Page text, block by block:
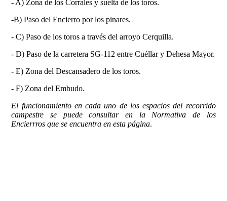
- A) Zona de los Corrales y suelta de los toros.
-B) Paso del Encierro por los pinares.
- C) Paso de los toros a través del arroyo Cerquilla.
- D) Paso de la carretera SG-112 entre Cuéllar y Dehesa Mayor.
- E) Zona del Descansadero de los toros.
- F) Zona del Embudo.
El funcionamiento en cada uno de los espacios del recorrido
campestre se puede consultar en la Normativa de los
Encierrros que se encuentra en esta página.